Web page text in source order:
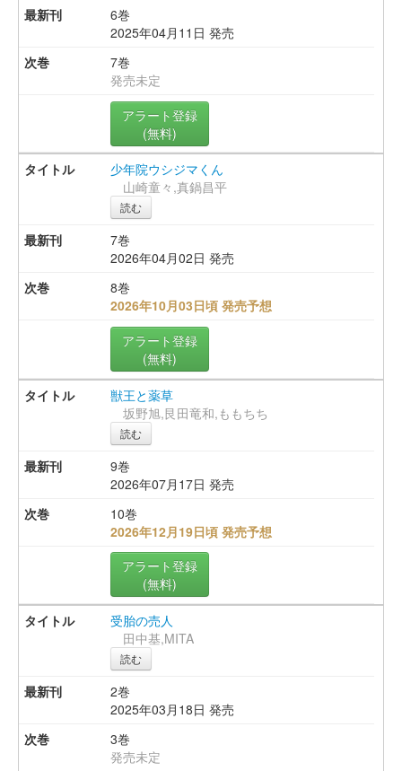
6巻
2025年04月11日 発売
7巻
発売未定
アラート登録
(無料)
少年院ウシジマくん
山崎童々,真鍋昌平
読む
7巻
2026年04月02日 発売
8巻
2026年10月03日頃 発売予想
アラート登録
(無料)
獣王と薬草
坂野旭,艮田竜和,ももちち
読む
9巻
2026年07月17日 発売
10巻
2026年12月19日頃 発売予想
アラート登録
(無料)
受胎の売人
田中基,MITA
読む
2巻
2025年03月18日 発売
3巻
発売未定